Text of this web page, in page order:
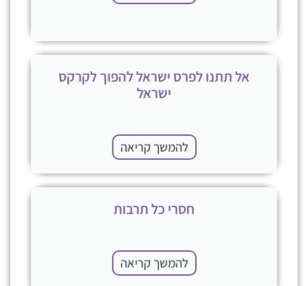
אל תתנו לפרס ישראל להפוך לקרקס
ישראל
להמשך קריאה
חסרי כל תרבות
להמשך קריאה